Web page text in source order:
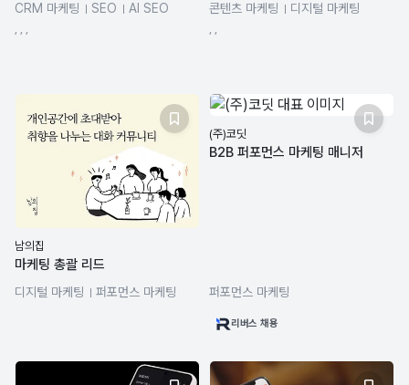
CRM 마케팅 SEO
AI SEO
콘텐츠 마케팅
디지털 마케팅
남의집
마케팅 총괄 리드
디지털 마케팅
퍼포먼스 마케팅
(주)코딧
B2B 퍼포먼스 마케팅 매니저
퍼포먼스 마케팅
리버스 채용